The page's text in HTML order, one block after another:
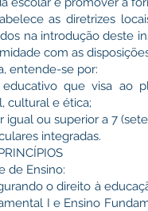
as diretrizes
na introdução deste
com as
entende-se por:
que visa ao
cultural e ética;
ou superior a 7
integradas.
de Ensino:
o direito à
I e Ensino